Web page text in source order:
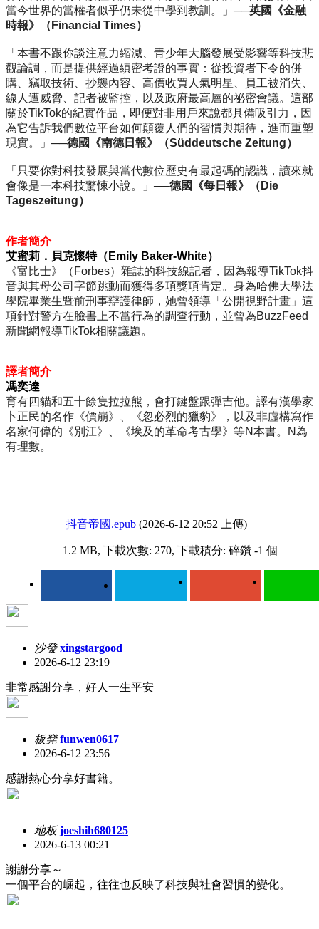
當今世界的當權者似乎仍未從中學到教訓。」 ──英國《金融
時報》（ Financial Times）
「本書不跟你談注意力縮減、青少年大腦發展受影響等科技悲
觀論調，而是提供經過縝密考證的事實：從投資者下令的併
購、竊取技術、抄襲內容、高價收買人氣明星、員工被消失、
線人遭威脅、記者被監控，以及政府最高層的祕密會議。這部
關於TikTok的紀實作品，即便對非用戶來說都具備吸引力，因
為它告訴我們數位平台如何顛覆人們的習慣與期待，進而重塑
現實。」──德國《南德日報》（Süddeutsche Zeitung）
「只要你對科技發展與當代數位歷史有最起碼的認識，讀來就
會像是一本科技驚悚小說。」──德國《每日報》（ Die
Tageszeitung）
作者簡介
艾蜜莉．貝克懷特（Emily Baker-White）
《富比士》（Forbes）雜誌的科技線記者，因為報導TikTok抖
音與其母公司字節跳動而獲得多項獎項肯定。身為哈佛大學法
學院畢業生暨前刑事辯護律師，她曾領導「公開視野計畫」這
項針對警方在臉書上不當行為的調查行動，並曾為BuzzFeed
新聞網報導TikTok相關議題。
譯者簡介
馮奕達
育有四貓和五十餘隻拉拉熊，會打鍵盤跟彈吉他。譯有漢學家
卜正民的名作《價崩》、《忽必烈的獵豹》，以及非虛構寫作
名家何偉的《別江》、《埃及的革命考古學》等N本書。N為
有理數。
抖音帝國.epub (2026-6-12 20:52 上傳)
1.2 MB, 下載次數: 270, 下載積分: 碎鑽 -1 個
沙發 xingstargood
2026-6-12 23:19
非常感謝分享，好人一生平安
板凳 funwen0617
2026-6-12 23:56
感謝熱心分享好書籍。
地板 joeshih680125
2026-6-13 00:21
謝謝分享～
一個平台的崛起，往往也反映了科技與社會習慣的變化。